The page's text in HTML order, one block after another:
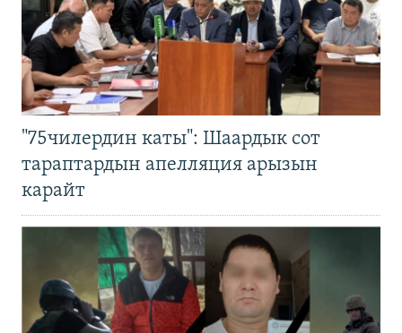
"75чилердин каты": Шаардык сот
тараптардын апелляция арызын
карайт